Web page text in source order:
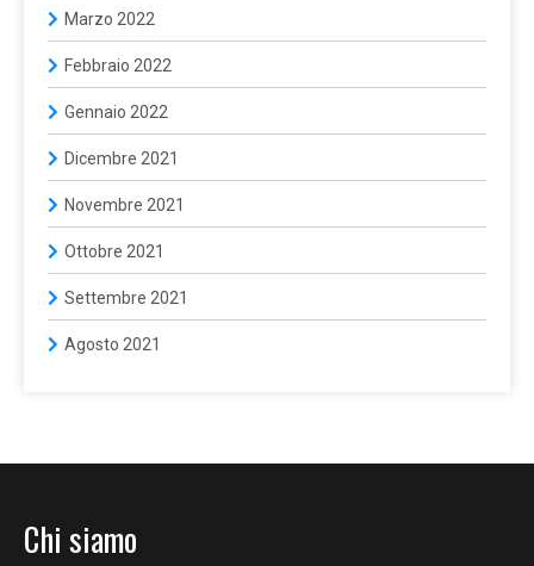
Marzo 2022
Febbraio 2022
Gennaio 2022
Dicembre 2021
Novembre 2021
Ottobre 2021
Settembre 2021
Agosto 2021
Chi siamo